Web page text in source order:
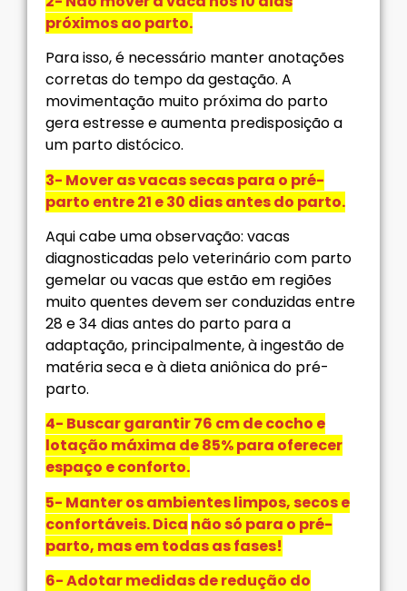
próximos ao parto.
Para isso, é necessário manter anotações
corretas do tempo da gestação. A
movimentação muito próxima do parto
gera estresse e aumenta predisposição a
um parto distócico.
3- Mover as vacas secas para o pré-
parto entre 21 e 30 dias antes do parto.
Aqui cabe uma observação: vacas
diagnosticadas pelo veterinário com parto
gemelar ou vacas que estão em regiões
muito quentes devem ser conduzidas entre
28 e 34 dias antes do parto para a
adaptação, principalmente, à ingestão de
matéria seca e à dieta aniônica do pré-
parto.
4- Buscar garantir 76 cm de cocho e
lotação máxima de 85% para oferecer
espaço e conforto.
5- Manter os ambientes limpos, secos e
confortáveis. Dica não só para o pré-
parto, mas em todas as fases!
6- Adotar medidas de redução do